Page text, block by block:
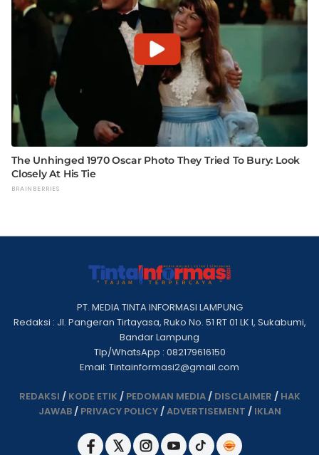
PT. MEDIA TINTA INFORMASI LAMPUNG
Redaksi : Jl. Pangeran Tirtayasa, Ruko No. 51 RT 01 LK I, Sukabumi,
Bandar Lampung
Tlp/WhatsApp : 082179616150
Email: Tintainformasi2@gmail.com
REDAKSI / KODE ETIK / PEDOMAN MEDIA/ DISCLAIMER / HAK
JAWAB/ PRIVACY POLICY/ADVERTISEMENT / IKLAN